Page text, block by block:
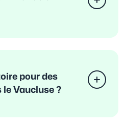
pour des
Vaucluse ?